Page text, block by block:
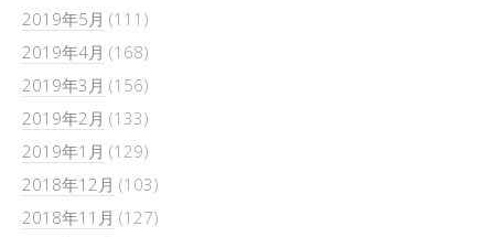
2019年5月 (111)
2019年4月 (168)
2019年3月 (156)
2019年2月 (133)
2019年1月 (129)
2018年12月 (103)
2018年11月 (127)